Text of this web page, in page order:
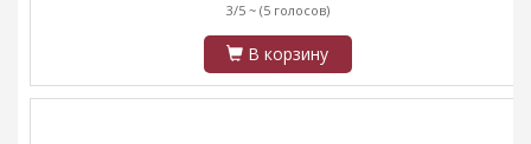
3/5 ~ (5 голосов)
В корзину